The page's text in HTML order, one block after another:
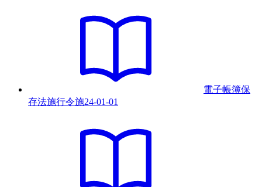
電子帳簿保
存法施行令施24-01-01